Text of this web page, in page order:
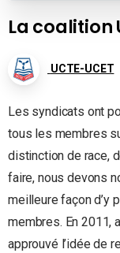
La coalition
UCTE-UCET
Les syndicats ont
tous les membres
distinction de race,
faire, nous devons
meilleure façon d’y
membres. En 2011,
approuvé l’idée de